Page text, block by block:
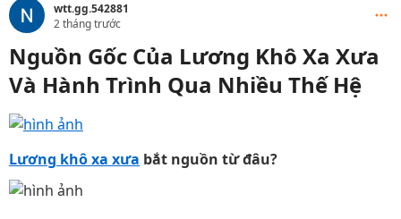
wtt.gg.542881
2 tháng trước
Nguồn Gốc Của Lương Khô Xa Xưa
Và Hành Trình Qua Nhiều Thế Hệ
Lương khô xa xưa bắt nguồn từ đâu?